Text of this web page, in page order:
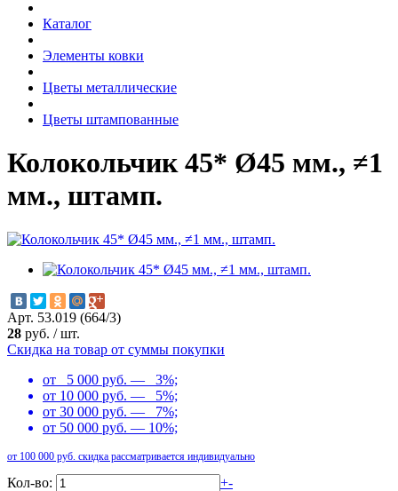
Каталог
Элементы ковки
Цветы металлические
Цветы штампованные
Колокольчик 45* Ø45 мм., ≠1
мм., штамп.
Арт. 53.019 (664/3)
28 руб. /шт.
Скидка на товар от суммы покупки
от 5 000 руб. — 3%;
от 10 000 руб. — 5%;
от 30 000 руб. — 7%;
от 50 000 руб. — 10%;
от 100 000 руб. скидка рассматривается индивидуально
Кол-во: +-